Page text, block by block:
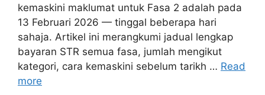
kemaskini maklumat untuk Fasa 2 adalah pada
13 Februari 2026 — tinggal beberapa hari
sahaja. Artikel ini merangkumi jadual lengkap
bayaran STR semua fasa, jumlah mengikut
kategori, cara kemaskini sebelum tarikh … Read
more